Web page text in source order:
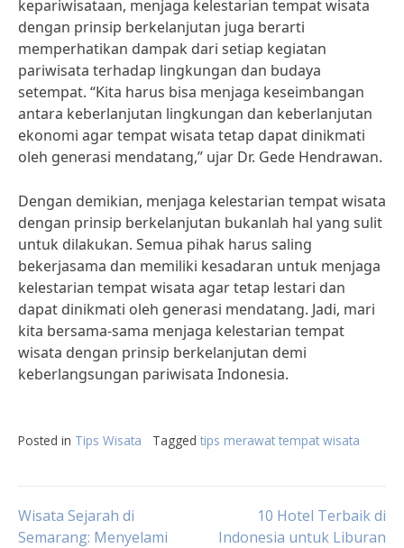
kepariwisataan, menjaga kelestarian tempat wisata
dengan prinsip berkelanjutan juga berarti
memperhatikan dampak dari setiap kegiatan
pariwisata terhadap lingkungan dan budaya
setempat. “Kita harus bisa menjaga keseimbangan
antara keberlanjutan lingkungan dan keberlanjutan
ekonomi agar tempat wisata tetap dapat dinikmati
oleh generasi mendatang,” ujar Dr. Gede Hendrawan.
Dengan demikian, menjaga kelestarian tempat wisata
dengan prinsip berkelanjutan bukanlah hal yang sulit
untuk dilakukan. Semua pihak harus saling
bekerjasama dan memiliki kesadaran untuk menjaga
kelestarian tempat wisata agar tetap lestari dan
dapat dinikmati oleh generasi mendatang. Jadi, mari
kita bersama-sama menjaga kelestarian tempat
wisata dengan prinsip berkelanjutan demi
keberlangsungan pariwisata Indonesia.
Posted in Tips Wisata Tagged tips merawat tempat wisata
Post
Wisata Sejarah di
Semarang: Menyelami
10 Hotel Terbaik di
Indonesia untuk Liburan